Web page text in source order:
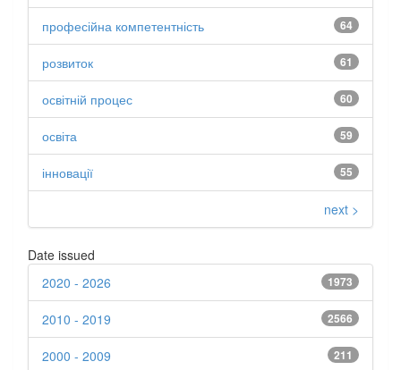
64
професійна компетентність
61
розвиток
60
освітній процес
59
освіта
55
інновації
next >
Date issued
1973
2020 - 2026
2566
2010 - 2019
211
2000 - 2009